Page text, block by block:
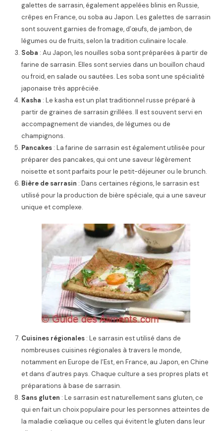
galettes de sarrasin, également appelées blinis en Russie,
crêpes en France, ou soba au Japon. Les galettes de sarrasin
sont souvent garnies de fromage, d’œufs, de jambon, de
légumes ou de fruits, selon la tradition culinaire locale.
Soba : Au Japon, les nouilles soba sont préparées à partir de
farine de sarrasin. Elles sont servies dans un bouillon chaud
ou froid, en salade ou sautées. Les soba sont une spécialité
japonaise très appréciée.
Kasha : Le kasha est un plat traditionnel russe préparé à
partir de graines de sarrasin grillées. Il est souvent servi en
accompagnement de viandes, de légumes ou de
champignons.
Pancakes : La farine de sarrasin est également utilisée pour
préparer des pancakes, qui ont une saveur légèrement
noisette et sont parfaits pour le petit-déjeuner ou le brunch.
Bière de sarrasin : Dans certaines régions, le sarrasin est
utilisé pour la production de bière spéciale, qui a une saveur
unique et complexe.
Cuisines régionales : Le sarrasin est utilisé dans de
nombreuses cuisines régionales à travers le monde,
notamment en Europe de l’Est, en France, au Japon, en Chine
et dans d’autres pays. Chaque culture a ses propres plats et
préparations à base de sarrasin.
Sans gluten : Le sarrasin est naturellement sans gluten, ce
qui en fait un choix populaire pour les personnes atteintes de
la maladie cœliaque ou celles qui évitent le gluten dans leur